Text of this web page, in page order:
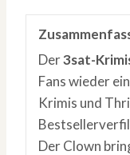
Der3sat-
Fans wieder
Krimis und
Der Clown